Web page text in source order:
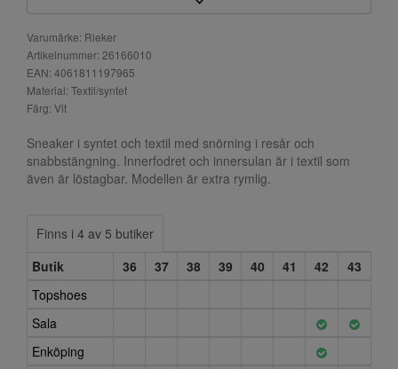
Varumärke: Rieker
Artikelnummer: 26166010
EAN: 4061811197965
Material: Textil/syntet
Färg: Vit
Sneaker i syntet och textil med snörning i resår och
snabbstängning. Innerfodret och innersulan är i textil som
även är löstagbar. Modellen är extra rymlig.
Finns i 4 av 5 butiker
Butik
36 37 38 39 40 41 42
43
Topshoes
Sala
Enköping